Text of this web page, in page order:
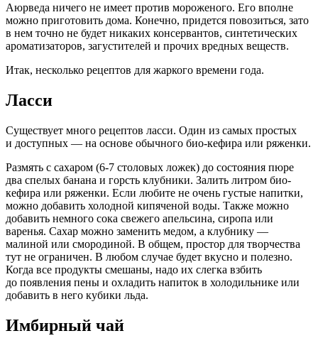
Аюрведа ничего не имеет против мороженого. Его вполне
можно приготовить дома. Конечно, придется повозиться, зато
в нем точно не будет никаких консервантов, синтетических
ароматизаторов, загустителей и прочих вредных веществ.
Итак, несколько рецептов для жаркого времени года.
Ласси
Существует много рецептов ласси. Один из самых простых
и доступных — на основе обычного био-кефира или ряженки.
Размять с сахаром (6-7 столовых ложек) до состояния пюре
два спелых банана и горсть клубники. Залить литром био-
кефира или ряженки. Если любите не очень густые напитки,
можно добавить холодной кипяченой воды. Также можно
добавить немного сока свежего апельсина, сиропа или
варенья. Сахар можно заменить медом, а клубнику —
малиной или смородиной. В общем, простор для творчества
тут не ограничен. В любом случае будет вкусно и полезно.
Когда все продукты смешаны, надо их слегка взбить
до появления пены и охладить напиток в холодильнике или
добавить в него кубики льда.
Имбирный чай